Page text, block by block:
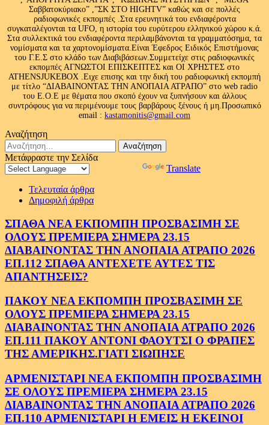
Σαββατοκύριακο” ,”ΣΚ ΣΤΟ HIGHTV” καθώς και σε πολλές
ραδιοφωνικές εκπομπές .Στα ερευνητικά του ενδιαφέροντα
συγκαταλέγονται τα UFO, η ιστορία του ευρύτερου ελληνικού χώρου κ.ά.
Στα συλλεκτικά του ενδιαφέροντα περιλαμβάνονται τα γραμματόσημα, τα
νομίσματα και τα χαρτονομίσματα.Είναι Έφεδρος Ειδικός Επιστήμονας
του Γ.Ε.Σ στο κλάδο των Διαβιβάσεων.Συμμετείχε στις ραδιοφωνικές
εκπομπές ΑΓΝΩΣΤΟΙ ΕΠΙΣΚΕΠΤΕΣ και ΟΙ ΧΡΗΣΤΕΣ στο
ATHENSJUKEBOX .Ειχε επισης και την δική του ραδιοφωνική εκπομπή
με τίτλο “ΔΙΑΒΑΙΝΟΝΤΑΣ ΤΗΝ ΑΝΟΠΑΙΑ ΑΤΡΑΠΟ” στο web radio
του Ε.Ο.Ε με θέματα που σκοπό έχουν να ξυπνήσουν και άλλους
συντρόφους για να περιμένουμε τους βαρβάρους ξένους ή μη.Προσωπικό
email : kastamonitis@gmail.com
Αναζήτηση
Αναζήτηση
για:
Μετάφραστε την Σελίδα
Translate
Τελευταία άρθρα
Δημοφιλή άρθρα
ΣΠΑΘΑ ΝΕΑ ΕΚΠΟΜΠΗ ΠΡΟΣΒΑΣΙΜΗ ΣΕ
ΟΛΟΥΣ ΠΡΕΜΙΕΡΑ ΣΗΜΕΡΑ 23.15
ΔΙΑΒΑΙΝΟΝΤΑΣ ΤΗΝ ΑΝΟΠΑΙΑ ΑΤΡΑΠΟ 2026
ΕΠ.112 ΣΠΑΘΑ ΑΝΤΕΧΕΤΕ ΑΥΤΕΣ ΤΙΣ
ΑΠΑΝΤΗΣΕΙΣ?
ΠΑΚΟΥ ΝΕΑ ΕΚΠΟΜΠΗ ΠΡΟΣΒΑΣΙΜΗ ΣΕ
ΟΛΟΥΣ ΠΡΕΜΙΕΡΑ ΣΗΜΕΡΑ 23.15
ΔΙΑΒΑΙΝΟΝΤΑΣ ΤΗΝ ΑΝΟΠΑΙΑ ΑΤΡΑΠΟ 2026
ΕΠ.111 ΠΑΚΟΥ ΑΝΤΟΝΙ ΦΑΟΥΤΣΙ Ο ΦΡΑΠΕΣ
ΤΗΣ ΑΜΕΡΙΚΗΣ.ΓΙΑΤΙ ΣΙΩΠΗΣΕ
ΑΡΜΕΝΙΣΤΑΡΙ ΝΕΑ ΕΚΠΟΜΠΗ ΠΡΟΣΒΑΣΙΜΗ
ΣΕ ΟΛΟΥΣ ΠΡΕΜΙΕΡΑ ΣΗΜΕΡΑ 23.15
ΔΙΑΒΑΙΝΟΝΤΑΣ ΤΗΝ ΑΝΟΠΑΙΑ ΑΤΡΑΠΟ 2026
ΕΠ.110 ΑΡΜΕΝΙΣΤΑΡΙ Η ΕΜΕΙΣ Η ΕΚΕΙΝΟΙ